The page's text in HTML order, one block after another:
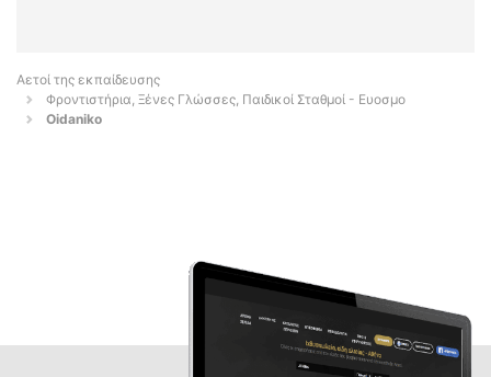
Αετοί της εκπαίδευσης
Φροντιστήρια, Ξένες Γλώσσες, Παιδικοί Σταθμοί - Ευοσμο
Oidaniko